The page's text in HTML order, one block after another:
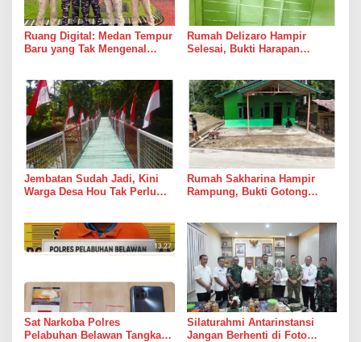
Ruang Digital: Medan Tempur
Baru yang Tak Mengenal
Rumah Delizaro Hampir
Selesai, Bukti Harapan
Jembatan Sudah Jadi, Kini
Warga Desa Hou Tak Perlu
Rumah Sakharina Hampir
Rampung, Bukti Gotong
Sat Narkoba Polres
Pelabuhan Belawan Tangkap
Silaturahmi Antarinstansi
Jangan Berhenti di Foto